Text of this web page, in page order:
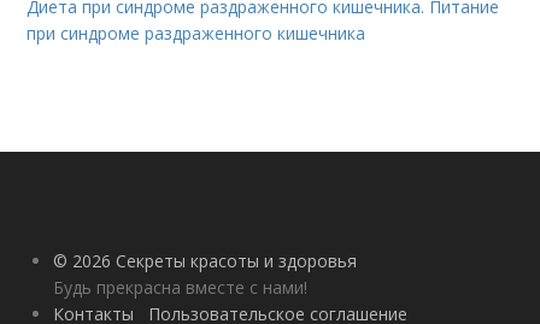
Диета при синдроме раздраженного кишечника. Питание
при синдроме раздраженного кишечника
© 2026 Секреты красоты и здоровья
Будь прекрасна вместе с нами!
Контакты
Пользовательское соглашение